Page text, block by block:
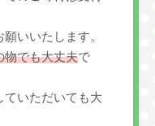
いいたします。
物でも大丈夫で
いただいても大